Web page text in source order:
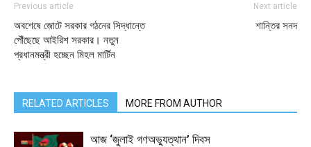
Previous article
অবশেষে জোটে সরকার গঠনের সিদ্ধান্তে
পৌঁছেছে আইরিশ সরকার। নতুন
প্রধানমন্ত্রী হচ্ছেন মিহল মার্টিন
Next article
শান্তির সনদ
RELATED ARTICLES MORE FROM AUTHOR
আজ ‘জুলাই গণঅভ্যুত্থান’ দিবস